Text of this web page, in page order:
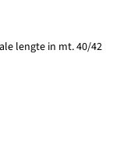
lengte in mt. 40/42